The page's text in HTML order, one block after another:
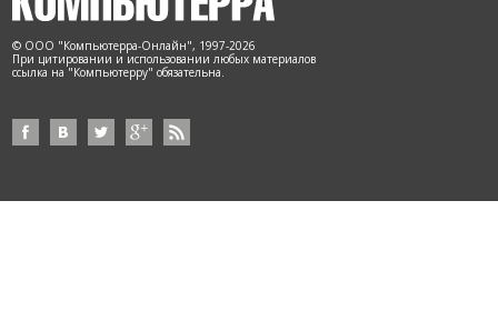
© ООО "Компьютерра-Онлайн", 1997-2026
При цитировании и использовании любых материалов
ссылка на "Компьютерру" обязательна.